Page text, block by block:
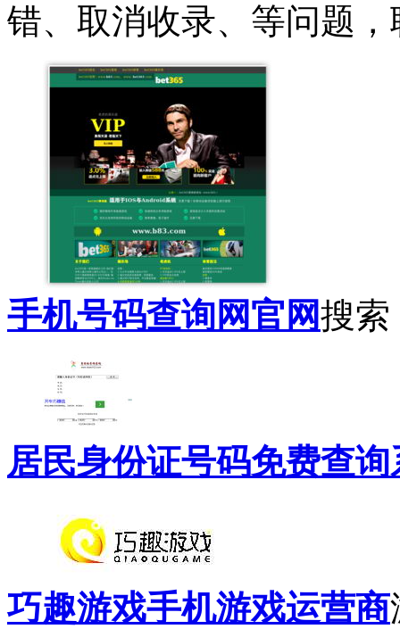
错、取消收录、等问题
手机号码查询网官网搜索
居民身份证号码免费查询
巧趣游戏手机游戏运营商